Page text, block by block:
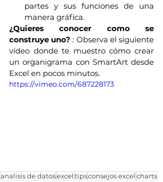
partes y sus funciones de una
manera gráfica.
¿Quieres conocer como se
construye uno? : Observa el siguiente
vídeo donde te muestro cómo crear
un organigrama con SmartArt desde
Excel en pocos minutos.
https://vimeo.com/687228173
analisis de datosexceltipsconsejos excelcharts